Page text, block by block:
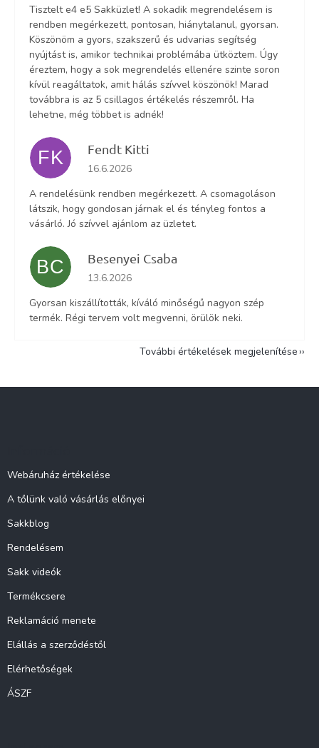
Tisztelt e4 e5 Sakküzlet! A sokadik megrendelésem is
rendben megérkezett, pontosan, hiánytalanul, gyorsan.
Köszönöm a gyors, szakszerű és udvarias segítség
nyújtást is, amikor technikai problémába ütköztem. Úgy
éreztem, hogy a sok megrendelés ellenére szinte soron
kívül reagáltatok, amit hálás szívvel köszönök! Marad
továbbra is az 5 csillagos értékelés részemről. Ha
lehetne, még többet is adnék!
FK Fendt Kitti
Az áruház értékelése 5-ből 5 csillag.
16.6.2026
A rendelésünk rendben megérkezett. A csomagoláson
látszik, hogy gondosan járnak el és tényleg fontos a
vásárló. Jó szívvel ajánlom az üzletet.
BC Besenyei Csaba
Az áruház értékelése 5-ből 5 csillag.
13.6.2026
Gyorsan kiszállították, kíváló minőségű nagyon szép
termék. Régi tervem volt megvenni, örülök neki.
További értékelések megjelenítése
Webáruház értékelése
A tőlünk való vásárlás előnyei
Sakkblog
Rendelésem
Sakk videók
Termékcsere
Reklamáció menete
Elállás a szerződéstől
Elérhetőségek
ÁSZF